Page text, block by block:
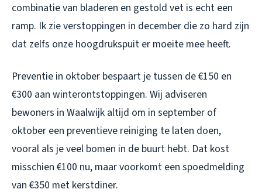
combinatie van bladeren en gestold vet is echt een
ramp. Ik zie verstoppingen in december die zo hard zijn
dat zelfs onze hoogdrukspuit er moeite mee heeft.
Preventie in oktober bespaart je tussen de €150 en
€300 aan winterontstoppingen. Wij adviseren
bewoners in Waalwijk altijd om in september of
oktober een preventieve reiniging te laten doen,
vooral als je veel bomen in de buurt hebt. Dat kost
misschien €100 nu, maar voorkomt een spoedmelding
van €350 met kerstdiner.